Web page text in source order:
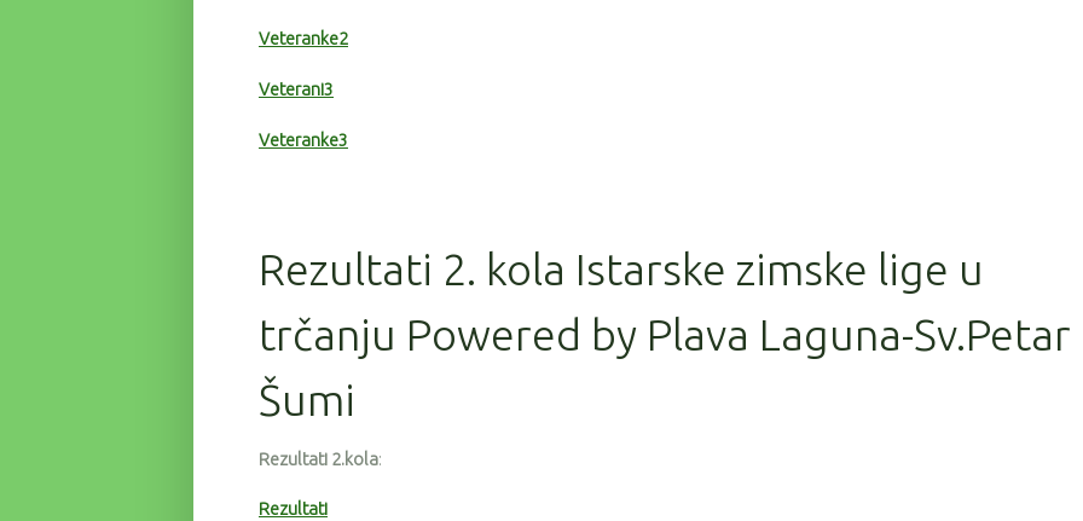
Veteranke2
Veterani3
Veteranke3
Rezultati 2. kola Istarske zimske lige u
trčanju Powered by Plava Laguna-Sv.Petar
Šumi
Rezultati 2.kola:
Rezultati